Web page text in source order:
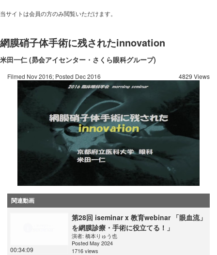
当サイトは会員の方のみ閲覧いただけます。
網膜硝子体手術に残されたinnovation
米田一仁 (昴会アイセンター・さくら眼科グループ)
Filmed Nov 2016; Posted Dec 2016 4829 Views
関連動画
00:34:09
第28回 iseminar x 教育webinar 「眼血流」
を網膜診療・手術に役立てる！」
演者: 橋本りゅう也
Posted May 2024
1716 views